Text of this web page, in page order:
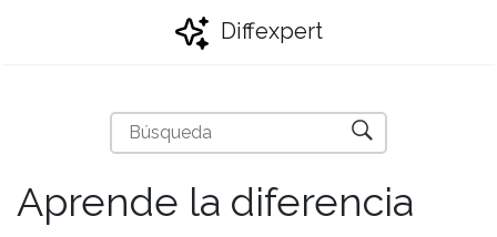
Diffexpert
Aprende la diferencia